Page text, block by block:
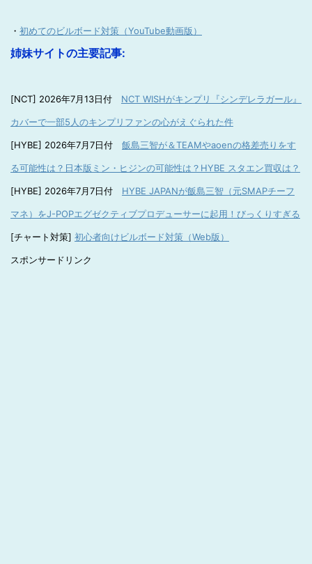
・ 初めてのビルボード対策（YouTube動画版）
姉妹サイトの主要記事:
[NCT] 2026年7月13日付 NCT WISHがキンプリ『シンデレラガール』
カバーで一部5人のキンプリファンの心がえぐられた件
[HYBE] 2026年7月7日付 飯島三智が＆TEAMやaoenの格差売りをす
る可能性は？日本版ミン・ヒジンの可能性は？HYBE スタエン買収は？
[HYBE] 2026年7月7日付 HYBE JAPANが飯島三智（元SMAPチーフ
マネ）をJ-POPエグゼクティブプロデューサーに起用！びっくりすぎる
[チャート対策] 初心者向けビルボード対策（Web版）
スポンサードリンク